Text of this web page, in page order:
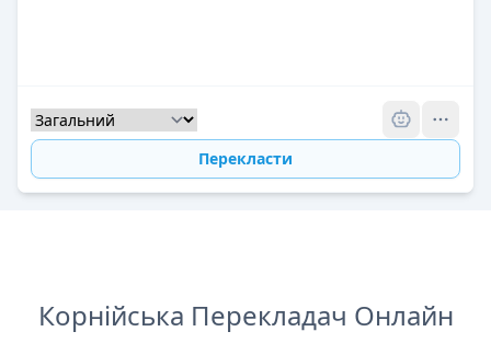
Перекласти
Корнійська Перекладач Онлайн